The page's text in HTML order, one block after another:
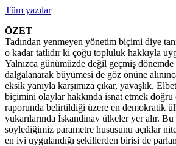
Tüm yazılar
ÖZET
Tadından yenmeyen yönetim biçimi diye
o kadar tatlıdır ki çoğu topluluk hakkıyla
Yalnızca günümüzde değil geçmiş
dalgalanarak büyümesi de göz önüne
eksik yanıyla karşımıza çıkar, yavaşlık.
biçimini olaylar hakkında isnat etmek doğru
raporunda belirtildiği üzere en demokratik
yukarılarında İskandinav ülkeler yer alır.
söylediğimiz parametre hususunu açıklar
en iyi uygulandığı şekillerden birisi de